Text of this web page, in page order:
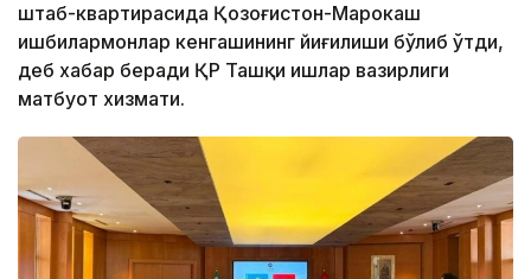
штаб-квартирасида Қозоғистон-Марокаш
ишбилармонлар кенгашининг йиғилиши бўлиб ўтди,
деб хабар беради ҚР Ташқи ишлар вазирлиги
матбуот хизмати.